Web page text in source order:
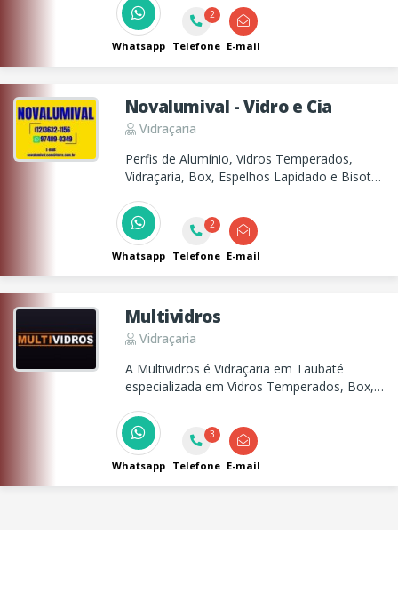
e serviços para tornar o seu escritório um
ambiente muito mais bonito, confortável e
produtivo.
Whatsapp
2
Telefone E-mail
Novalumival - Vidro e Cia
Vidraçaria
Perfis de Alumínio, Vidros Temperados,
Vidraçaria, Box, Espelhos Lapidado e Bisotê,
em alumínio e envidraçamento de sacada.
Whatsapp
2
Telefone E-mail
Multividros
Vidraçaria
A Multividros é Vidraçaria em Taubaté
especializada em Vidros Temperados, Box,
Whatsapp
3
Telefone E-mail